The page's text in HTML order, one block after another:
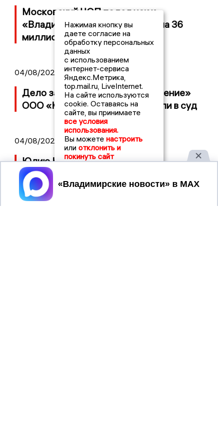
Московский ЧОП подал иск к
«Владимирскому стандарту» на 36
миллионов рублей
04/08/2026 15:40
Дело застройщика ЖК «Поколение»
ООО «Капитал Строй» передали в суд
04/08/2026 11:36
Юлию Калистову официально
представили в должности прокурора
Владимирской области
Нажимая кнопку вы
даете согласие на
обработку персональных
данных
с использованием
интернет-сервиса
Яндекс.Метрика,
top.mail.ru, LiveInternet.
На сайте используются
cookie. Оставаясь на
сайте, вы принимаете
все условия
использования.
Вы можете настроить
или отклонить и
покинуть сайт
Принять